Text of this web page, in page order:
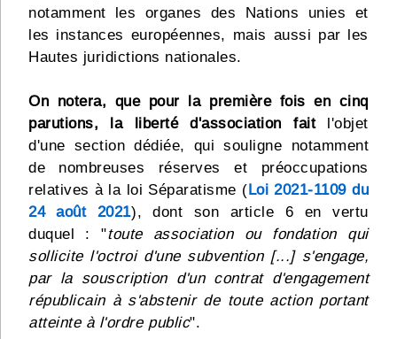
notamment les organes des Nations unies et
les instances européennes, mais aussi par les
Hautes juridictions nationales.
On notera, que pour la première fois en cinq
parutions, la liberté d'association faitl'objet
d'une section dédiée, qui souligne notamment
de nombreuses réserves et préoccupations
relatives à la loi Séparatisme (Loi 2021-1109 du
24 août 2021), dont son article 6 en vertu
duquel : "toute association ou fondation qui
sollicite l'octroi d'une subvention [...] s'engage,
par la souscription d'un contrat d'engagement
républicain à s'abstenir de toute action portant
atteinte à l'ordre public".